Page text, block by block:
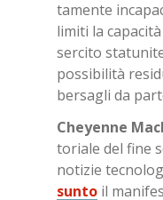
ta­men­te
li­mi­ti la
ser­ci­to
pos­si­bi­li­tà
ber­sa­gli da
Cheyen­ne
to­ria­le del fine
no­ti­zie
sun­to il